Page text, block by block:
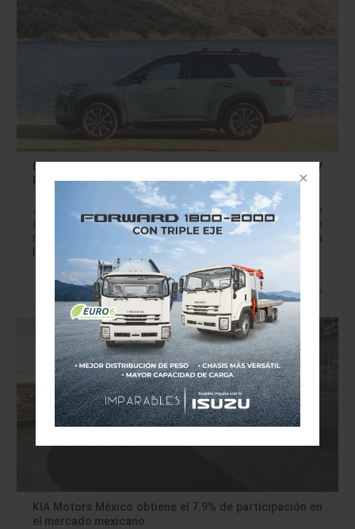
NissanPathfinder 2026:Liderazgo y Tecnología SUV
Premium
JULIO BRITO A. jbritoa@yahoo.com El mercado
automotriz en México presencia la consolidación de un
referente en el segmento de los SUV premium con la
llegada del renovado Nissan Pathfinder 2026.…
Leer más »
KIA Motors México obtiene el 7.9% de participación en
el mercado mexicano